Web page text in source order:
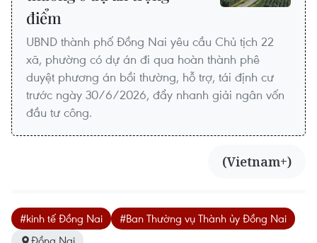
điểm
UBND thành phố Đồng Nai yêu cầu Chủ tịch 22
xã, phường có dự án đi qua hoàn thành phê
duyệt phương án bồi thường, hỗ trợ, tái định cư
trước ngày 30/6/2026, đẩy nhanh giải ngân vốn
đầu tư công.
(Vietnam+)
#kinh tế Đồng Nai
#Ban Thường vụ Thành ủy Đồng Nai